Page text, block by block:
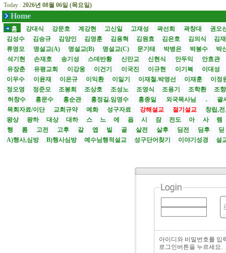
Today : 2026년 08월 06일 (목요일)
Home
홈 강대식 강문호 계강현 고신일 고재성 곽선희 곽창대
권오
김성수
김승규 김양인 김영훈 김용혁 김원효 김은호 김의식
김
류영모
명설교(A) 명설교(B) 명설교(C) 문기태 박병은 박봉수
박
석기현
손재호 송기성 스데반황 신만교 신현식 안두익
안효관
유장춘
유평교회 이강웅 이건기 이국진 이규현 이기복
이대성
이우수
이윤재 이은규 이익환 이일기 이재철.박영선 이재훈
이정
정오영
정준모 조봉희 조상호 조성노 조영식 조용기 조학환
조
허창수
홍문수 홍순관 홍정길.임영수 홍종일 외국목사님 .
괄
목회자료/이단
교회규약 예화 성구자료 강해설교 절기설교
창립,
왕상
왕하 대상 대하 스 느 에 욥 시 잠 전도 아 사
렘
행
롬 고전 고후 갈 엡 빌 골 살전 살후 딤전 딤후
딛
A)행사,심방
B)행사심방 예수님행적설교 성구단어찾기 이야기성경 설
아이디와 비밀번호를 입
로그인버튼을 누르세요.